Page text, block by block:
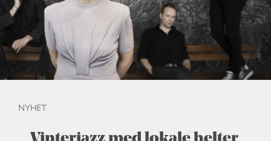
NYHET